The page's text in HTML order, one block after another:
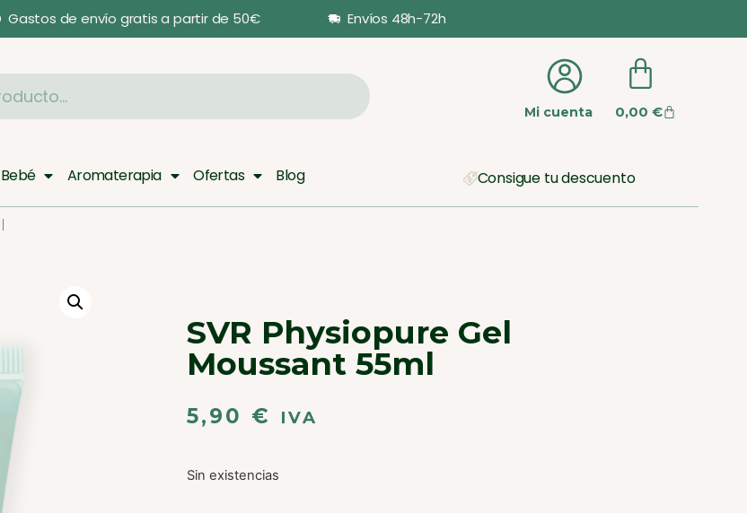
Gastos de envío gratis a partir de 50€ Envíos 48h-72h
Mi cuenta 0,00 €
Bebé Aromaterapia Ofertas Blog Consigue tu descuento
SVR Physiopure Gel
Moussant 55ml
5,90 € IVA
Sin existencias